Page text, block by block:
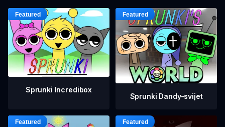
Sprunki Incredibox
Sprunki Dandy-svijet